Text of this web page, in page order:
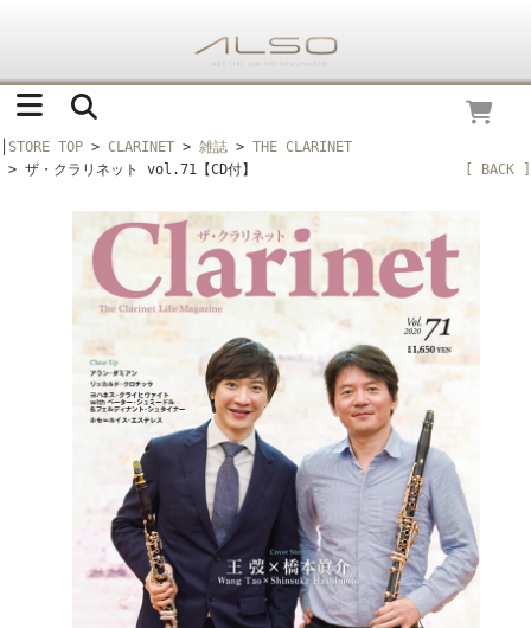
STORE TOP > CLARINET > 雑誌 > THE CLARINET
> ザ・クラリネット vol.71【CD付】
[ BACK ]